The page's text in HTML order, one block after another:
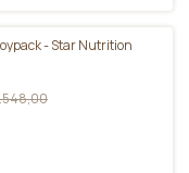
- Star Nutrition